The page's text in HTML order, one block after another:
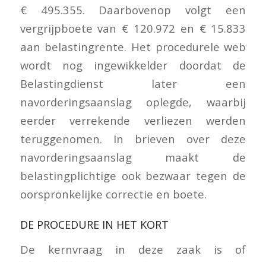
€ 495.355. Daarbovenop volgt een
vergrijpboete van € 120.972 en € 15.833
aan belastingrente. Het procedurele web
wordt nog ingewikkelder doordat de
Belastingdienst later een
navorderingsaanslag oplegde, waarbij
eerder verrekende verliezen werden
teruggenomen. In brieven over deze
navorderingsaanslag maakt de
belastingplichtige ook bezwaar tegen de
oorspronkelijke correctie en boete.
DE PROCEDURE IN HET KORT
De kernvraag in deze zaak is of